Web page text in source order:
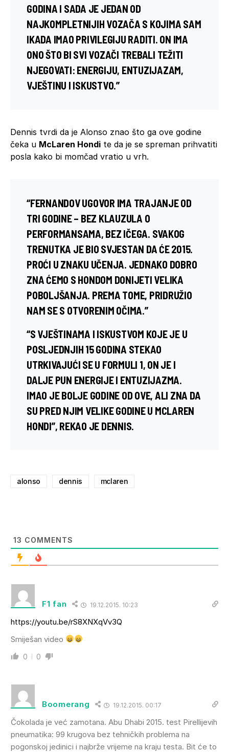
GODINA I SADA JE JEDAN OD
NAJKOMPLETNIJIH VOZAČA S KOJIMA SAM
IKADA IMAO PRIVILEGIJU RADITI. ON IMA
ONO ŠTO BI SVI VOZAČI TREBALI TEŽITI
NJEGOVATI: ENERGIJU, ENTUZIJAZAM,
VJEŠTINU I ISKUSTVO.”
Dennis tvrdi da je Alonso znao što ga ove godine
čeka u McLaren Hondi te da je se spreman prihvatiti
posla kako bi momčad vratio u vrh.
“FERNANDOV UGOVOR IMA TRAJANJE OD
TRI GODINE – BEZ KLAUZULA O
PERFORMANSAMA, BEZ IČEGA. SVAKOG
TRENUTKA JE BIO SVJESTAN DA ĆE 2015.
PROĆI U ZNAKU UČENJA. JEDNAKO DOBRO
ZNA ĆEMO S HONDOM DONIJETI VELIKA
POBOLJŠANJA. PREMA TOME, PRIDRUŽIO
NAM SE S OTVORENIM OČIMA.”
“S VJEŠTINAMA I ISKUSTVOM KOJE JE U
POSLJEDNJIH 15 GODINA STEKAO
UTRKIVAJUĆI SE U FORMULI 1, ON JE I
DALJE PUN ENERGIJE I ENTUZIJAZMA.
IMAO JE BOLJE GODINE OD OVE, ALI ZNA DA
SU PRED NJIM VELIKE GODINE U MCLAREN
HONDI”, REKAO JE DENNIS.
alonso dennis mclaren
13 COMMENTS
F1 fan 19.12.2015. 10:23
https://youtu.be/rS8XNXqVv3Q
Smiješan video
0 0
Boomerang 19.12.2015. 00:17
Čokolada je već zamotana. Abu Dhabi 2015. test Pirellijevih
pneumatika: 99 krugova bez tehničkih problema na
pogonskoj jedinici i najbrže vrijeme na kraju testa. Bit će to